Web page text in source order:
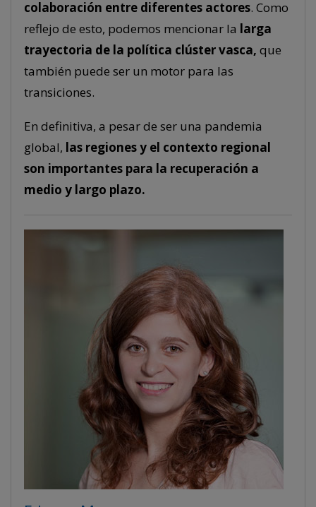
colaboración entre diferentes actores. Como
reflejo de esto, podemos mencionar la larga
trayectoria de la política clúster vasca, que
también puede ser un motor para las
transiciones.
En definitiva, a pesar de ser una pandemia
global, las regiones y el contexto regional
son importantes para la recuperación a
medio y largo plazo.